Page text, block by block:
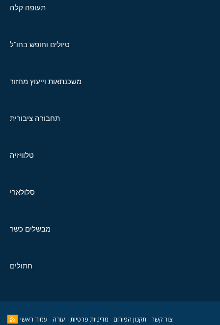
תעופה קלה
טיולים וחופש בחו"ל
משכנתאות וייעוץ מחזור
תחבורה ציבורית
טלוויזיה
סלולארי
מבשלים כשר
חתולים
צור קשר תקנון הפורום מדיניות פרטיות עזרה עמוד ראשי